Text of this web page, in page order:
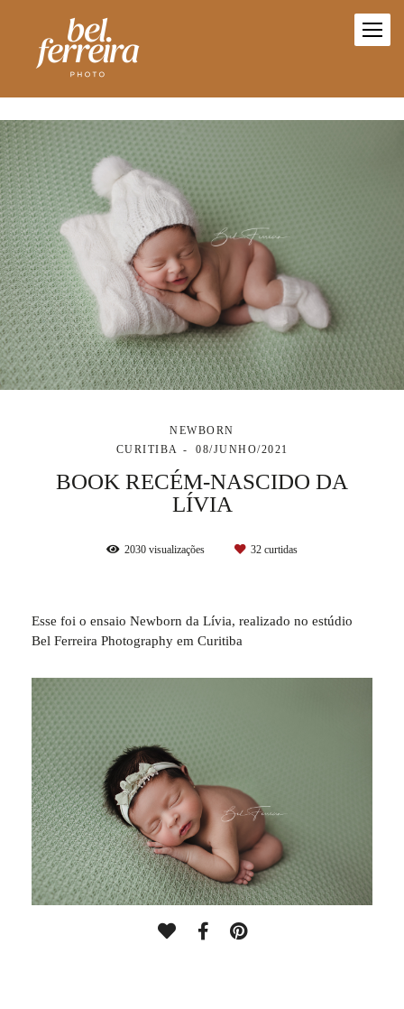
NEWBORN
CURITIBA
08/JUNHO/2021
BOOK RECÉM-NASCIDO DA
LÍVIA
2030 visualizações 32 curtidas
Esse foi o ensaio Newborn da Lívia, realizado no estúdio
Bel Ferreira Photography em Curitiba